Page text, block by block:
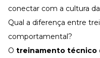
conectar com a cultura
Qual a diferença entre
comportamental?
O treinamento técnico